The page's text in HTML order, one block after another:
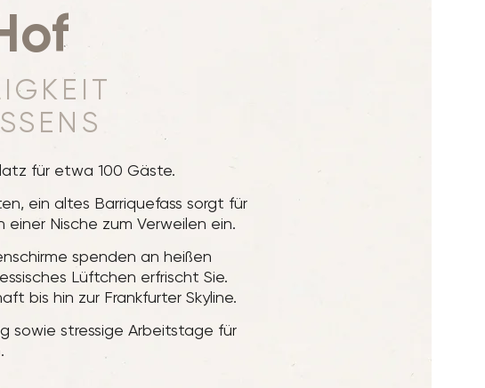
für etwa 100 Gäste.
ein altes Barriquefass sorgt für
Nische zum Verweilen ein.
spenden an heißen
Lüftchen erfrischt Sie.
bis hin zur Frankfurter Skyline.
sowie stressige Arbeitstage für